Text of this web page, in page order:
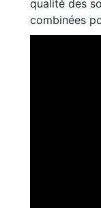
qualité des
combinées